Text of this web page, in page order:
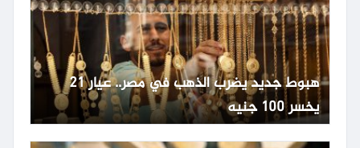
هبوط جديد يضرب الذهب في مصر.. عيار 21
يخسر 100 جنيه